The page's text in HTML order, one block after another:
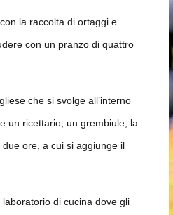
la raccolta di ortaggi e
con un pranzo di quattro
che si svolge all’interno
un ricettario, un grembiule, la
ore, a cui si aggiunge il
di cucina dove gli